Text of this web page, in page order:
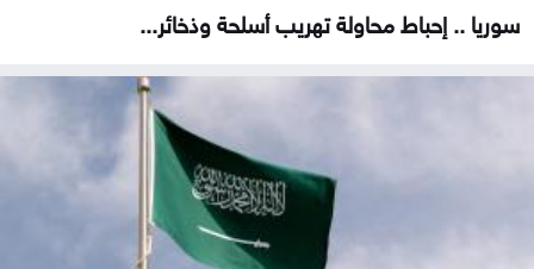
سوريا .. إحباط محاولة تهريب أسلحة وذخائر...